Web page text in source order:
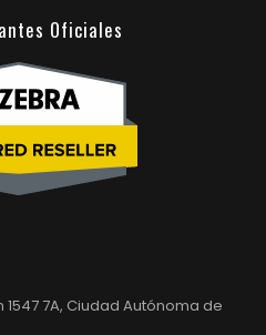
Oficiales
7A, Ciudad Autónoma de